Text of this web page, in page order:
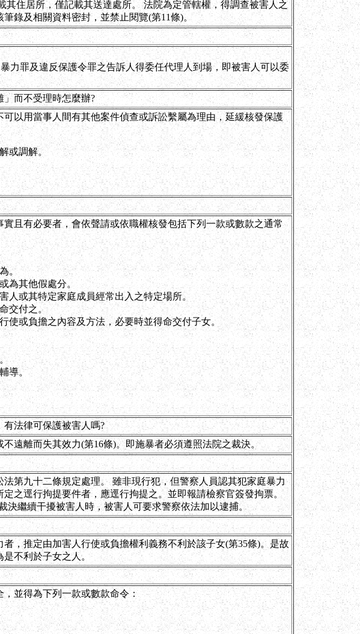
住居所，僅記載其送達處所。 法院為定管轄權，得調查被害人之
錄及相關資料密封，並禁止閱覽(第11條)。
力罪及違反保護令罪之告訴人得委任代理人到場，即被害人可以委
而不受理時怎麼辦?
以用當事人間有其他案件偵查或訴訟繫屬為理由，延緩核發保護
或調解。
且有必要者，會依聲請或依職權核發包括下列一款或數款之通常
。
為其他假處分。
人或其特定家庭成員經常出入之特定場所。
交付之。
或負擔之內容及方法，必要時並得命交付子女。
導。
法律可保護被害人嗎?
遠離而失其效力(第16條)。即施暴者必須遵照法院之裁決。
第九十二條規定處理。 雖非現行犯，但警察人員認其犯家庭暴力
之逕行拘提要件者，應逕行拘提之。並即報請檢察官簽發拘票。
決繼續干擾被害人時，被害人可要求警察依法加以逮捕。
，推定由加害人行使或負擔權利義務不利於該子女(第35條)。是故
不利於子女之人。
並得為下列一款或數款命令：